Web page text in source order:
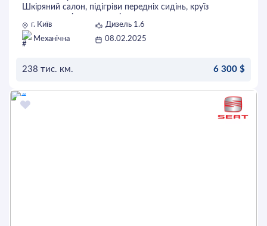
Шкіряний салон, підігріви передніх сидінь, круїз
мультимедією з керма, тонування. Розхід по місту
- 5.5 л/100 км. По кузову майже без зауважень.
Більш детально по телефону
г. Київ
Дизель 1.6
Механічна
08.02.2025
238 тис. км. 6 300 $
ОСТАВИТЬ ЗАЯВКУ